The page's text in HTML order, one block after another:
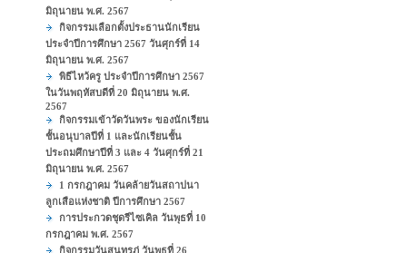
มิถุนายน พ.ศ. 2567
กิจกรรมเลือกตั้งประธานนักเรียน
ประจำปีการศึกษา 2567 วันศุกร์ที่ 14
มิถุนายน พ.ศ. 2567
พิธีไหว้ครู ประจำปีการศึกษา 2567
ในวันพฤหัสบดีที่ 20 มิถุนายน พ.ศ.
2567
กิจกรรมเข้าวัดวันพระ ของนักเรียน
ชั้นอนุบาลปีที่ 1 และนักเรียนชั้น
ประถมศึกษาปีที่ 3 และ 4 วันศุกร์ที่ 21
มิถุนายน พ.ศ. 2567
1 กรกฎาคม วันคล้ายวันสถาปนา
ลูกเสือแห่งชาติ ปีการศึกษา 2567
การประกวดชุดรีไซเคิล วันพุธที่ 10
กรกฎาคม พ.ศ. 2567
กิจกรรมวันสุนทรภู่ วันพุธที่ 26